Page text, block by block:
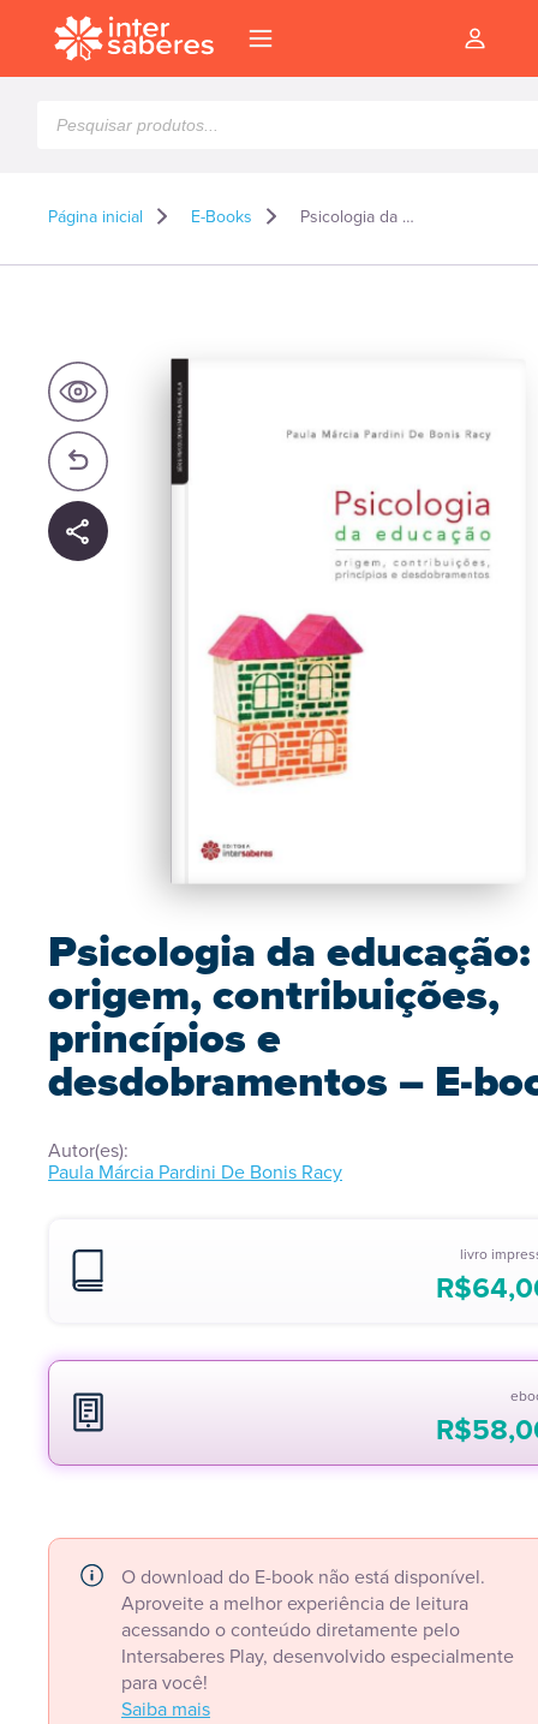
produtos
Página inicial E-Books Psicologia da educação: origem, contribuições, princípios e desdobramentos – E-book
Psicologia da educação:
origem, contribuições,
princípios e
desdobramentos – E-
Autor(es):
Paula Márcia Pardini De Bonis Racy
livro
R$
R$
O download do E-book não está disponível.
Aproveite a melhor experiência de leitura
acessando o conteúdo diretamente pelo
Intersaberes Play, desenvolvido especialmente
para você!
Saiba mais